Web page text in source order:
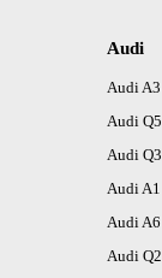
Audi
Audi A3
Audi Q5
Audi Q3
Audi A1
Audi A6
Audi Q2